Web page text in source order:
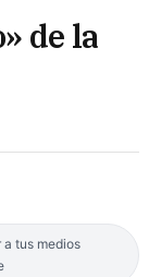
de la
a tus medios